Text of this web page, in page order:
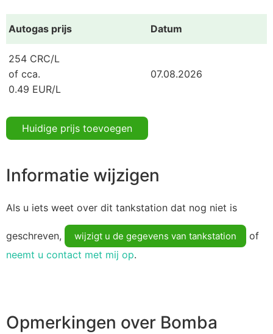
Autogas prijs Datum
254 CRC/L
of cca.
0.49 EUR/L
07.08.2026
Huidige prijs toevoegen
Informatie wijzigen
Als u iets weet over dit tankstation dat nog niet is
geschreven, wijzigt u de gegevens van tankstation
of
neemt u contact met mij op.
Opmerkingen over Bomba